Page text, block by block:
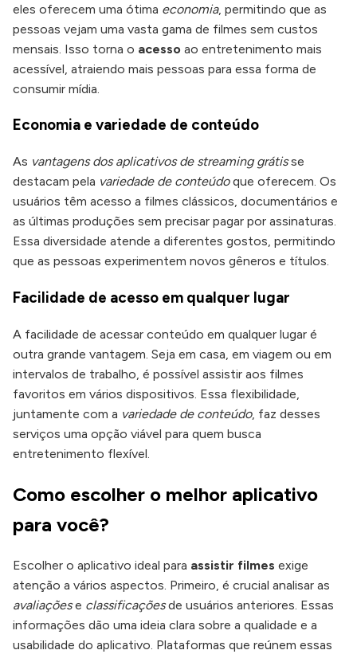
eles oferecem uma ótima economia, permitindo que as
pessoas vejam uma vasta gama de filmes sem custos
mensais. Isso torna o acesso ao entretenimento mais
acessível, atraiendo mais pessoas para essa forma de
consumir mídia.
Economia e variedade de conteúdo
As vantagens dos aplicativos de streaming grátisse
destacam pela variedade de conteúdoque oferecem. Os
usuários têm acesso a filmes clássicos, documentários e
as últimas produções sem precisar pagar por assinaturas.
Essa diversidade atende a diferentes gostos, permitindo
que as pessoas experimentem novos gêneros e títulos.
Facilidade de acesso em qualquer lugar
A facilidade de acessar conteúdo em qualquer lugar é
outra grande vantagem. Seja em casa, em viagem ou em
intervalos de trabalho, é possível assistir aos filmes
favoritos em vários dispositivos. Essa flexibilidade,
juntamente com a variedade de conteúdo, faz desses
serviços uma opção viável para quem busca
entretenimento flexível.
Como escolher o melhor aplicativo
para você?
Escolher o aplicativo ideal para assistir filmes exige
atenção a vários aspectos. Primeiro, é crucial analisar as
avaliaçõese classificaçõesde usuários anteriores. Essas
informações dão uma ideia clara sobre a qualidade e a
usabilidade do aplicativo. Plataformas que reúnem essas